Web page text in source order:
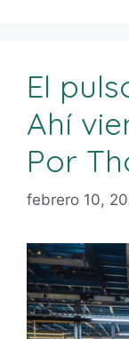
El
Ahí
Por
febrero 10,